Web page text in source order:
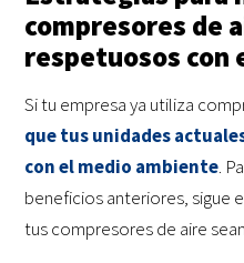
compresores de
respetuosos con
Si tu empresa ya utiliza
que tus unidades
con el medio ambiente.
beneficios anteriores, sigue
tus compresores de aire